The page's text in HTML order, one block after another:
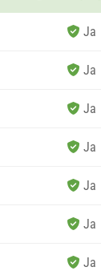
Ja
Ja
Ja
Ja
Ja
Ja
Ja